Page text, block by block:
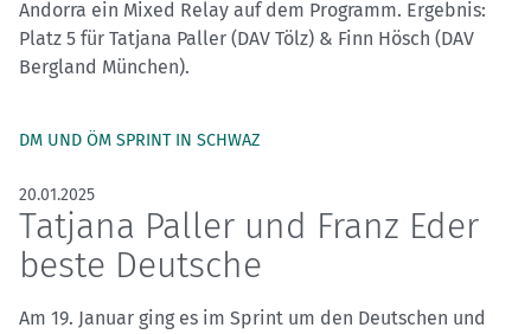
Andorra ein Mixed Relay auf dem Programm. Ergebnis:
Platz 5 für Tatjana Paller (DAV Tölz) & Finn Hösch (DAV
Bergland München).
DM UND ÖM SPRINT IN SCHWAZ
20.01.2025
Tatjana Paller und Franz Eder
beste Deutsche
Am 19. Januar ging es im Sprint um den Deutschen und